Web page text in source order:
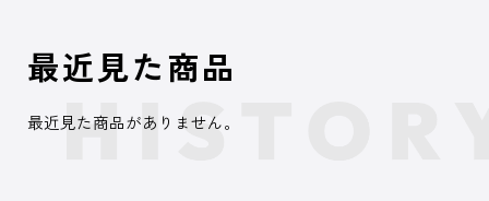
最近見た商品
最近見た商品がありません。